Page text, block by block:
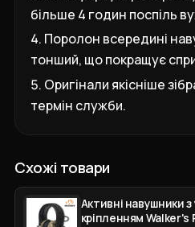
більше 4 годин поспіль
Поролон всередині
тонший, що покращує
Оригінали якісніше
термін служби.
Схожі товари
Активні навушники
кріпленням